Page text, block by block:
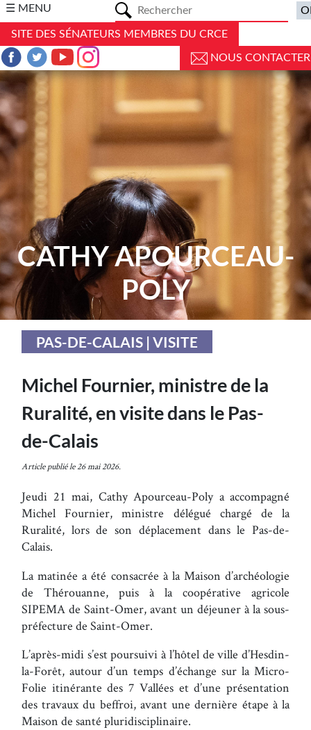
☰ MENU
SITE DES SÉNATEURS MEMBRES DU CRCE
NOUS CONTACTER
CATHY APOURCEAU-
POLY
PAS-DE-CALAIS | VISITE
Michel Fournier, ministre de la
Ruralité, en visite dans le Pas-
de-Calais
Article publié le 26 mai 2026.
Jeudi 21 mai, Cathy Apourceau-Poly a accompagné
Michel Fournier, ministre délégué chargé de la
Ruralité, lors de son déplacement dans le Pas-de-
Calais.
La matinée a été consacrée à la Maison d’archéologie
de Thérouanne, puis à la coopérative agricole
SIPEMA de Saint-Omer, avant un déjeuner à la sous-
préfecture de Saint-Omer.
L’après-midi s’est poursuivi à l’hôtel de ville d’Hesdin-
la-Forêt, autour d’un temps d’échange sur la Micro-
Folie itinérante des 7 Vallées et d’une présentation
des travaux du beffroi, avant une dernière étape à la
Maison de santé pluridisciplinaire.